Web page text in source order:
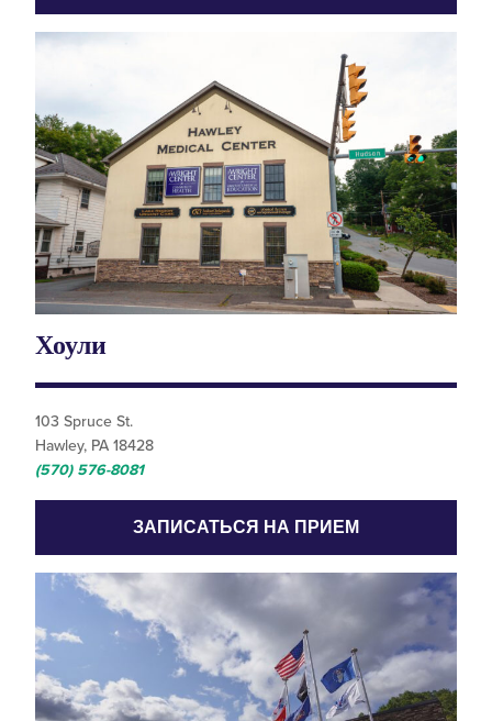
Хоули
103 Spruce St.
Hawley, PA 18428
(570) 576-8081
ЗАПИСАТЬСЯ НА ПРИЕМ